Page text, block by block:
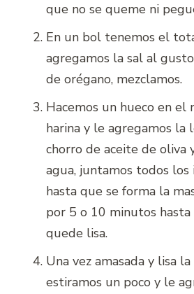
que no se queme ni
En un bol tenemos el
agregamos la sal al
de orégano, mezclamos.
Hacemos un hueco en el
harina y le agregamos la
chorro de aceite de
agua, juntamos todos
hasta que se forma la
por 5 o 10 minutos hasta
quede lisa.
Una vez amasada y lisa la
estiramos un poco y le